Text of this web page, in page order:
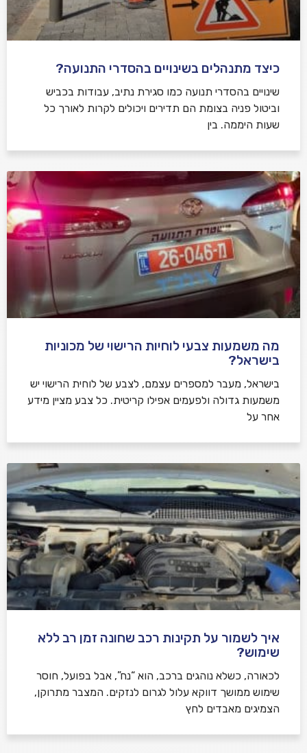
כיצד מתנהלים בשינויים בהסדרי התנועה?
שינויים בהסדרי תנועה כמו סגירת נתיב, עבודות בכביש
וביטול פניה בצומת הם תדירים ויכולים לקרות לאורך כל
שעות היממה. בין
מה משמעות צבעי לוחיות הרישוי של מכוניות
בישראל?
בישראל, מעבר למספרים עצמם, לצבע של לוחית הרישוי יש
משמעות גדולה ולפעמים אפילו קריטית. כל צבע מציין מידע
אחר על
איך לשמור על תקינות רכב שחונה זמן רב ללא
שימוש?
לכאורה, כשלא נוהגים ברכב, הוא “נח”, אבל בפועל, חוסר
שימוש ממושך דווקא עלול לגרום לנזקים. המצבר מתרוקן,
הצמיגים מאבדים לחץ